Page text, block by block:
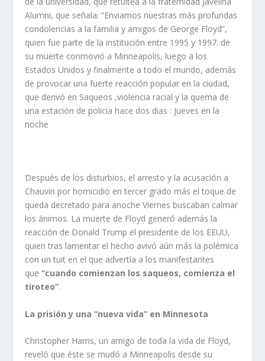
Alumni, que señala: “Enviamos nuestras más profundas
condolencias a la familia y amigos de George Floyd”,
quien fue parte de la institución entre 1995 y 1997. de
su muerte conmovió a Minneapolis, luego a los
Estados Unidos y finalmente a todo el mundo, además
de provocar una fuerte reacción popular en la ciudad,
que derivó en Saqueos ,violencia racial y la quema de
una estación de policia hace dos dias : Jueves en la
noche
Después de los disturbios, el arresto y la acusación a
Chauvin por homicidio en tercer grado más el toque de
queda decretado para anoche Viernes buscaban calmar
los ánimos. La muerte de Floyd generó además la
reacción de Donald Trump el presidente de los EEUU,
quien tras lamentar el hecho avivó aún más la polémica
con un tuit en el que advertía a los manifestantes
que“cuando comienzan los saqueos, comienza el
tiroteo”.
La prisión y una “nueva vida” en Minnesota
Christopher Harris, un amigo de toda la vida de Floyd,
reveló que éste se mudó a Minneapolis desde su